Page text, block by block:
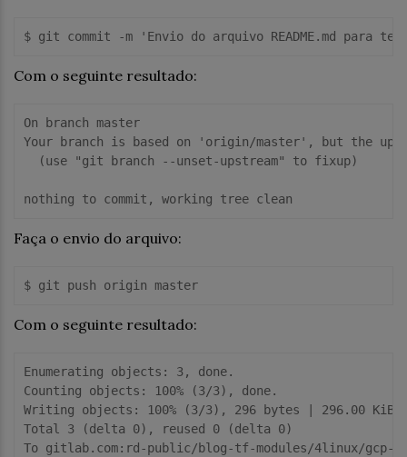
Com o seguinte resultado:
On branch master
Your branch is based on 'origin/master', but the
  (use "git branch --unset-upstream" to fixup)
Faça o envio do arquivo:
Com o seguinte resultado:
Enumerating objects: 3, done.
Counting objects: 100% (3/3), done.
Writing objects: 100% (3/3), 296 bytes | 296.00 KiB/
Total 3 (delta 0), reused 0 (delta 0)
To gitlab.com:rd-public/blog-tf-modules/4linux/gcp-